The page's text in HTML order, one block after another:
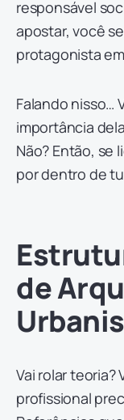
responsável
apostar, você
protagonista
Falando nisso…
importância
Não? Então, se
por dentro de
de
Vai rolar teoria?
profissional